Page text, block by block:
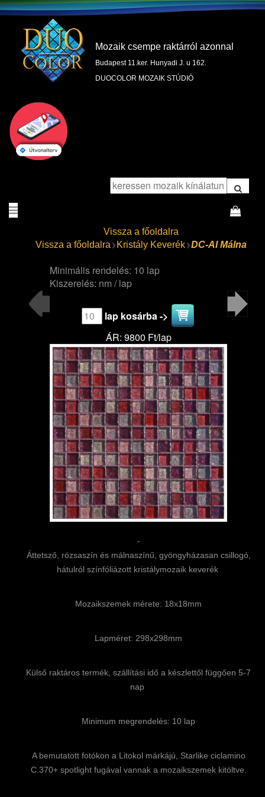
Mozaik csempe raktárról azonnal
Budapest 11.ker. Hunyadi J. u 162.
DUOCOLOR MOZAIK STÚDIÓ
Vissza a főoldalra
Vissza a főoldalra
Kristály Keverék DC-AI Málna
Minimális rendelés: 10 lap
Kiszerelés: nm / lap
lap kosárba ->
ÁR: 9800 Ft/lap
-
Áttetsző, rózsaszín és málnaszínű, gyöngyházasan csillogó,
hátulról színfóliázott kristálymozaik keverék
Mozaikszemek mérete: 18x18mm
Lapméret: 298x298mm
Külső raktáros termék, szállítási idő a készlettől függően 5-7
nap
Minimum megrendelés: 10 lap
A bemutatott fotókon a Litokol márkájú, Starlike ciclamino
C.370+ spotlight fugával vannak a mozaikszemek kitöltve.